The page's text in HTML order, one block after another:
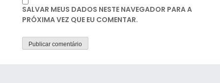
SALVAR MEUS DADOS NESTE NAVEGADOR PARA A
PRÓXIMA VEZ QUE EU COMENTAR.